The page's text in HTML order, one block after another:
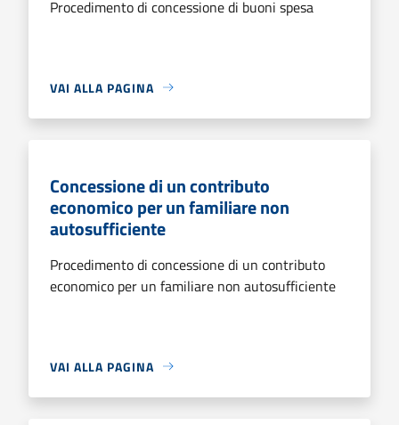
Procedimento di concessione di buoni spesa
VAI ALLA PAGINA
Concessione di un contributo
economico per un familiare non
autosufficiente
Procedimento di concessione di un contributo
economico per un familiare non autosufficiente
VAI ALLA PAGINA